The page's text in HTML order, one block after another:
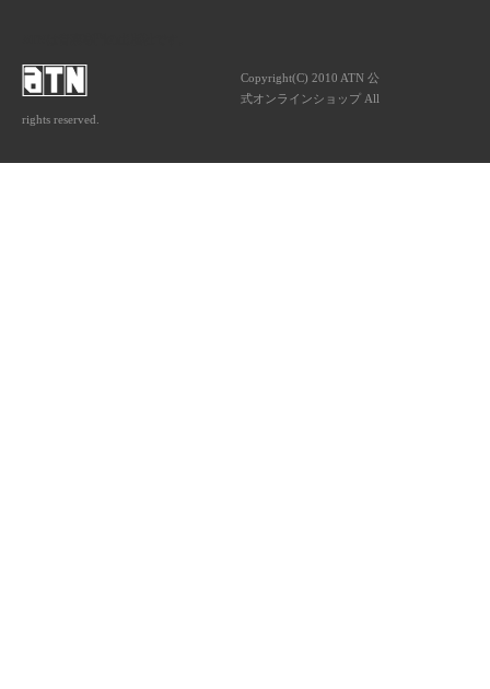
Copyright(C) 2010 ATN 公
式オンラインショップ All
rights reserved.